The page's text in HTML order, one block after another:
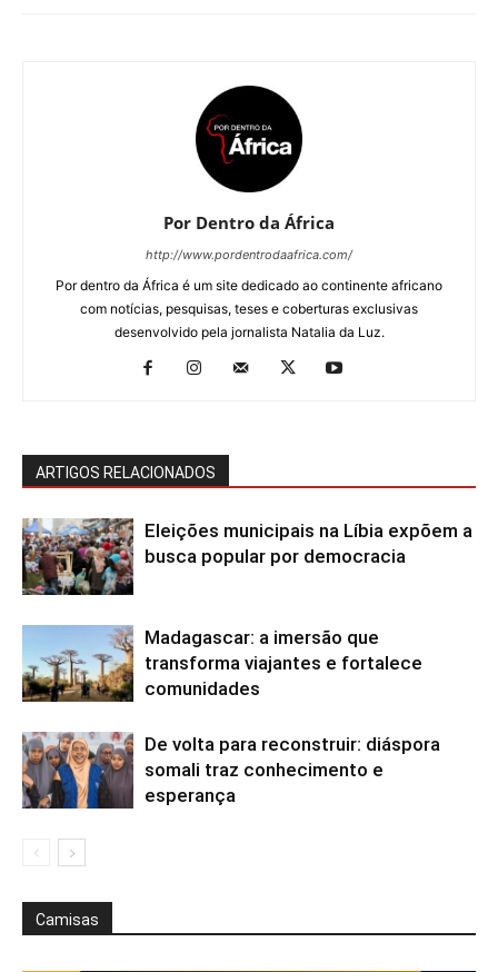
Por Dentro da África
http://www.pordentrodaafrica.com/
Por dentro da África é um site dedicado ao continente africano
com notícias, pesquisas, teses e coberturas exclusivas
desenvolvido pela jornalista Natalia da Luz.
ARTIGOS RELACIONADOS
Eleições municipais na Líbia expõem a
busca popular por democracia
Madagascar: a imersão que
transforma viajantes e fortalece
comunidades
De volta para reconstruir: diáspora
somali traz conhecimento e
esperança
Camisas